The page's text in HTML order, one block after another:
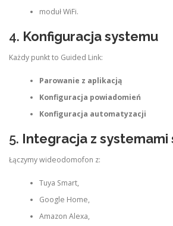
moduł WiFi.
4. Konfiguracja systemu
Każdy punkt to Guided Link:
Parowanie z aplikacją
Konfiguracja powiadomień
Konfiguracja automatyzacji
5. Integracja z systemami
Łączymy wideodomofon z:
Tuya Smart,
Google Home,
Amazon Alexa,